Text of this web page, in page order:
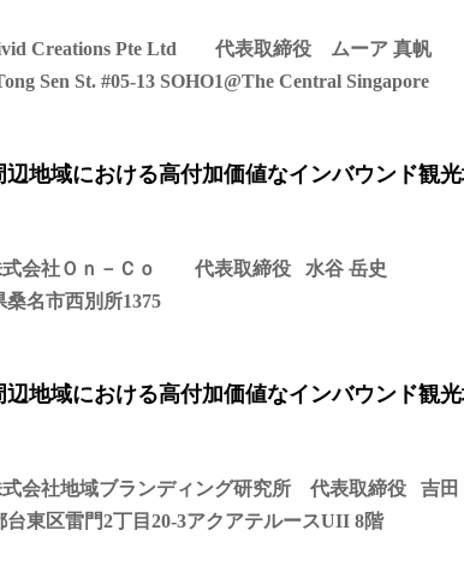
Creations Pte Ltd 代表取締役 ムーア 真帆
Sen St. #05-13 SOHO1@The Central Singapore
地域における高付加価値なインバウンド観
式会社Ｏｎ－Ｃｏ 代表取締役 水谷 岳史
名市西別所1375
地域における高付加価値なインバウンド観
会社地域ブランディング研究所 代表取締役 吉田
東区雷門2丁目20-3アクアテルースUII 8階